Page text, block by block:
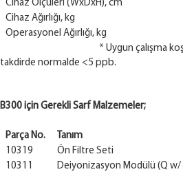
Cihaz Ölçüleri (WxDxH), cm
Cihaz Ağırlığı, kg
Operasyonel Ağırlığı, kg
* Uygun çalışma
takdirde normalde <5 ppb.
B300 için Gerekli Sarf Malzemeler;
Parça No. Tanım
10319
Ön Filtre Seti
10311
Deiyonizasyon Modülü (Q w/